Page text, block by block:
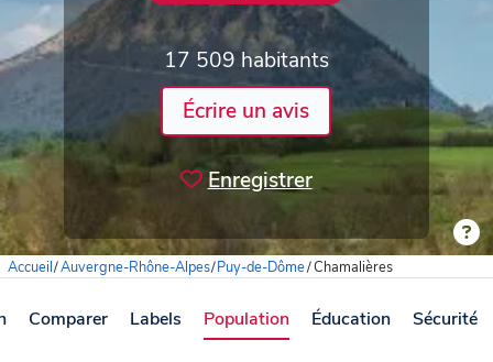
17 509 habitants
Écrire un avis
Enregistrer
Accueil/Auvergne-Rhône-Alpes/Puy-de-Dôme/Chamalières
Comparer Labels Population Éducation Sécurité